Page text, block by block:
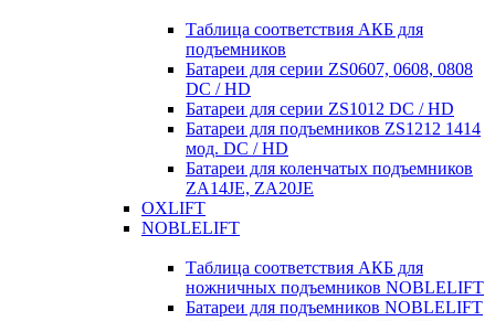
Таблица соответствия АКБ для
подъемников
Батареи для серии ZS0607, 0608, 0808
DC / HD
Батареи для серии ZS1012 DC / HD
Батареи для подъемников ZS1212 1414
мод. DC / HD
Батареи для коленчатых подъемников
ZA14JE, ZA20JE
OXLIFT
NOBLELIFT
Таблица соответствия АКБ для
ножничных подъемников NOBLELIFT
Батареи для подъемников NOBLELIFT